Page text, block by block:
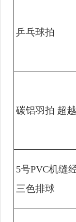
乒乓球拍
碳铝羽拍 超越
5号PVC机缝
三色排球